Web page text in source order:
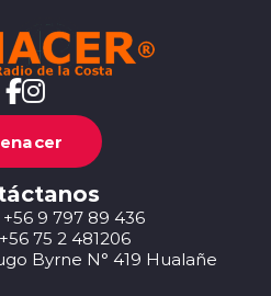
9 797 89 436
75 2 481206
Byrne N° 419 Hualañe